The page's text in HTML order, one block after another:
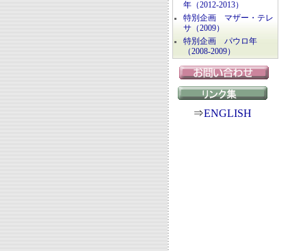
年（2012-2013）
特別企画 マザー・テレ
サ（2009）
特別企画 パウロ年
（2008-2009）
⇒ENGLISH